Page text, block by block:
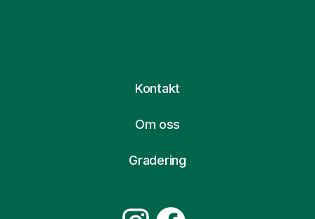
Kontakt
Om oss
Gradering